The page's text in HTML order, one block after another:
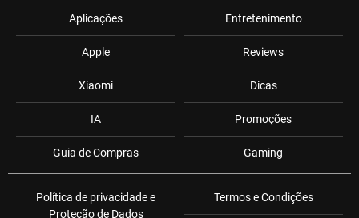
Aplicações
Apple
Xiaomi
IA
Guia de Compras
Entretenimento
Reviews
Dicas
Promoções
Gaming
Política de privacidade e
Proteção de Dados
Termos e Condições